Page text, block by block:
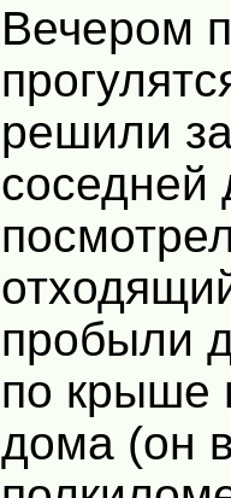
Вечером
решили
соседней
пробыли
по крыше
дома (он